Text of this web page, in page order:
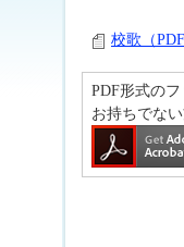
校歌（
PDF形式のフ
お持ちでな